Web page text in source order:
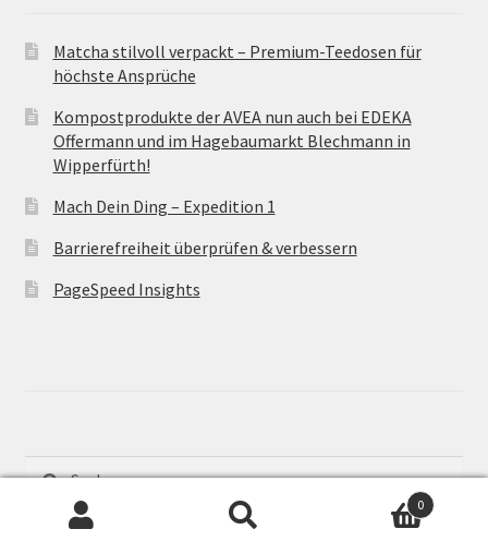
Matcha stilvoll verpackt – Premium-Teedosen für
höchste Ansprüche
Kompostprodukte der AVEA nun auch bei EDEKA
Offermann und im Hagebaumarkt Blechmann in
Wipperfürth!
Mach Dein Ding – Expedition 1
Barrierefreiheit überprüfen & verbessern
PageSpeed Insights
0